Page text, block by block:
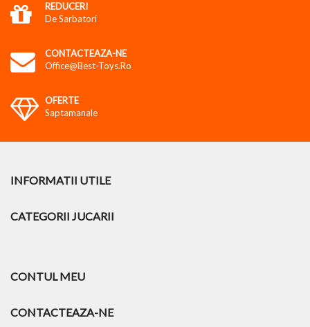
REDUCERI
De Sarbatori
CONTACTEAZA-NE
Office@best-Toys.ro
OFERTE
Saptamanale
INFORMATII UTILE
CATEGORII JUCARII
CONTUL MEU
CONTACTEAZA-NE